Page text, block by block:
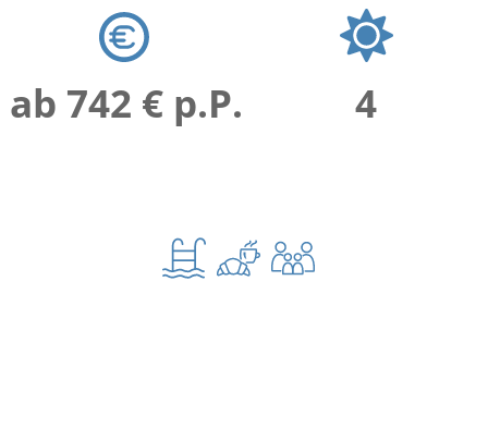
ab 742 € p.P. 4